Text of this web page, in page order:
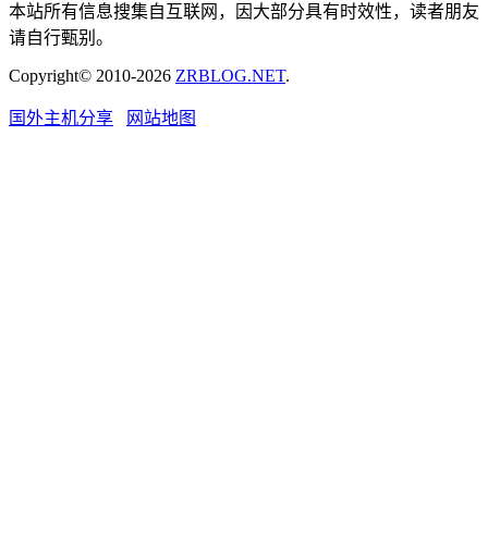
本站所有信息搜集自互联网，因大部分具有时效性，读者朋友
请自行甄别。
Copyright© 2010-2026 ZRBLOG.NET.
国外主机分享 网站地图